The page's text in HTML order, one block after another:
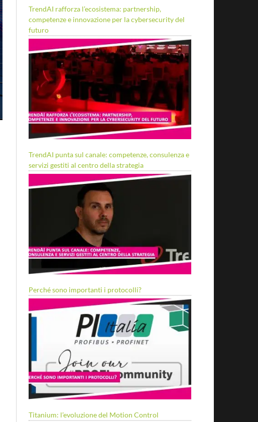
TrendAI rafforza l’ecosistema: partnership,
competenze e innovazione per la cybersecurity del
futuro
TrendAI punta sul canale: competenze, consulenza e
servizi gestiti al centro della strategia
Perché sono importanti i protocolli?
Titanium: l’evoluzione del Motion Control